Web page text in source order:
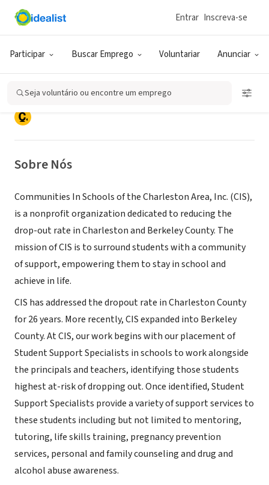
Participar Buscar Emprego Voluntariar Anunciar
Entrar Inscreva-se
Seja voluntário ou encontre um emprego
ONG (SETOR SOCIAL)
Communities In Schools of the
Charleston Area, Inc.
Charleston, SC|www.CISCharleston.org
Sobre Nós
Communities In Schools of the Charleston Area, Inc. (CIS),
is a nonprofit organization dedicated to reducing the
drop-out rate in Charleston and Berkeley County. The
mission of CIS is to surround students with a community
of support, empowering them to stay in school and
achieve in life.
CIS has addressed the dropout rate in Charleston County
for 26 years. More recently, CIS expanded into Berkeley
County. At CIS, our work begins with our placement of
Student Support Specialists in schools to work alongside
the principals and teachers, identifying those students
highest at-risk of dropping out. Once identified, Student
Support Specialists provide a variety of support services to
these students including but not limited to mentoring,
tutoring, life skills training, pregnancy prevention
services, personal and family counseling and drug and
alcohol abuse awareness.